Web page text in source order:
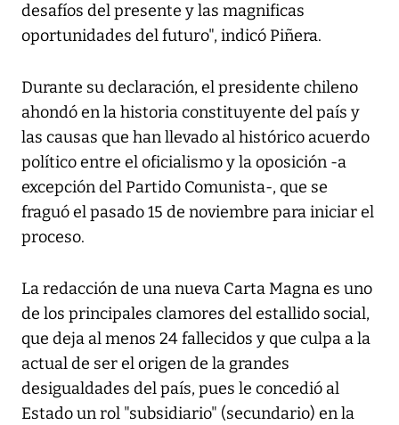
desafíos del presente y las magnificas
oportunidades del futuro", indicó Piñera.
Durante su declaración, el presidente chileno
ahondó en la historia constituyente del país y
las causas que han llevado al histórico acuerdo
político entre el oficialismo y la oposición -a
excepción del Partido Comunista-, que se
fraguó el pasado 15 de noviembre para iniciar el
proceso.
La redacción de una nueva Carta Magna es uno
de los principales clamores del estallido social,
que deja al menos 24 fallecidos y que culpa a la
actual de ser el origen de la grandes
desigualdades del país, pues le concedió al
Estado un rol "subsidiario" (secundario) en la